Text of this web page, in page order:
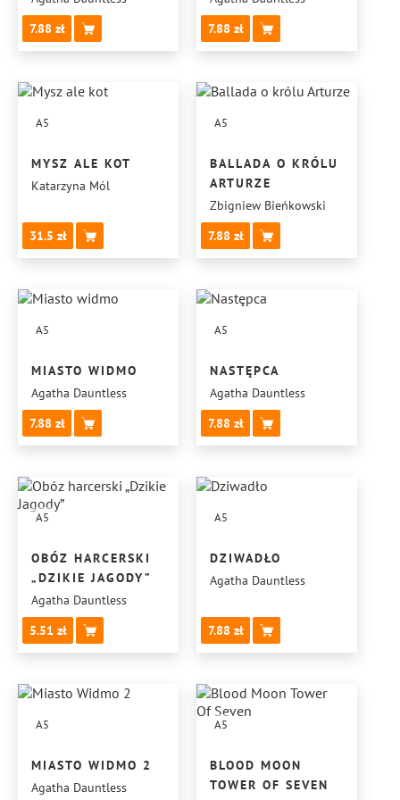
7.88
7.88
A5
MYSZ ALE KOT
Katarzyna Mól
31.5
A5
BALLADA O KRÓLU
ARTURZE
Zbigniew Bieńkowski
7.88
A5
MIASTO WIDMO
Agatha Dauntless
7.88
A5
NASTĘPCA
Agatha Dauntless
7.88
A5
OBÓZ HARCERSKI
„DZIKIE JAGODY”
Agatha Dauntless
5.51
A5
DZIWADŁO
Agatha Dauntless
7.88
A5
MIASTO WIDMO 2
Agatha Dauntless
A5
BLOOD MOON
TOWER OF SEVEN